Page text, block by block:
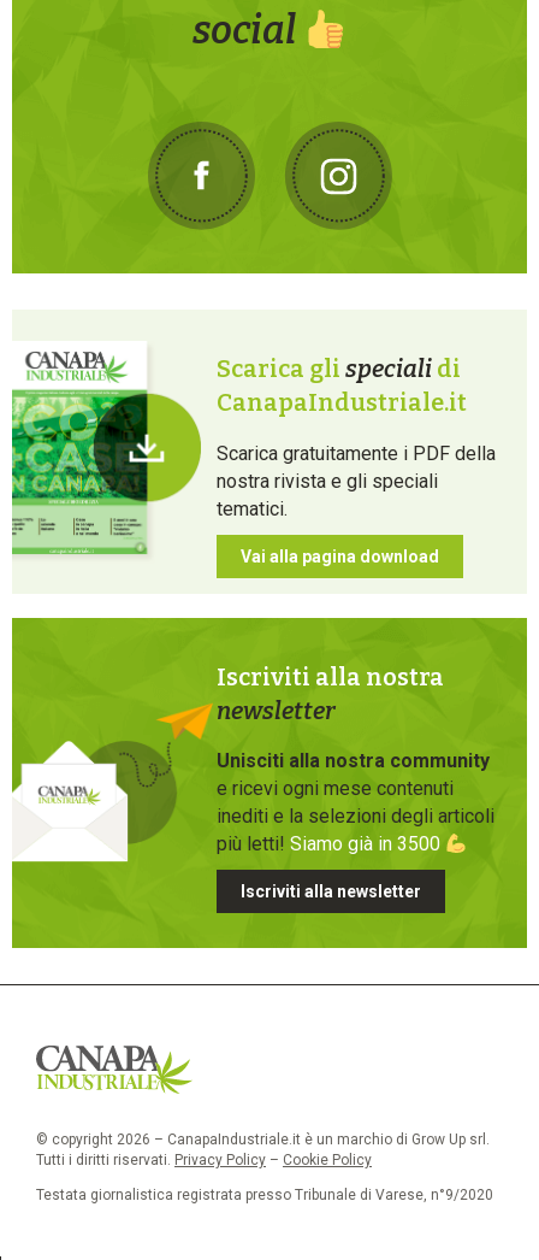
social
Scarica gli speciali di
CanapaIndustriale.it
Scarica gratuitamente i PDF della
nostra rivista e gli speciali
tematici.
Vai alla pagina download
Iscriviti alla nostra
newsletter
Unisciti alla nostra community
e ricevi ogni mese contenuti
inediti e la selezioni degli articoli
più letti! Siamo già in 3500
Iscriviti alla newsletter
© copyright 2026 – CanapaIndustriale.it è un marchio di Grow Up srl.
Tutti i diritti riservati. Privacy Policy – Cookie Policy
Testata giornalistica registrata presso Tribunale di Varese, n°9/2020